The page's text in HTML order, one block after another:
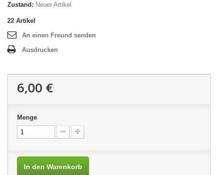
Zustand: Neuer Artikel
22 Artikel
An einen Freund senden
Ausdrucken
6,00 €
Menge
In den Warenkorb